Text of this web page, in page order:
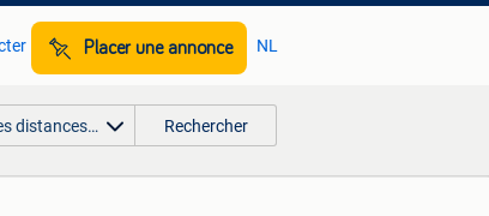
Placer une annonce NL
distances… Rechercher